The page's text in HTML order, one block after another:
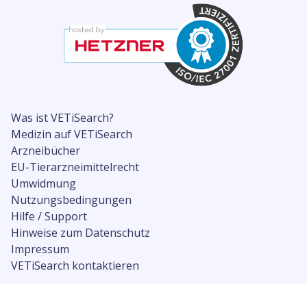
Was ist VETiSearch?
Medizin auf VETiSearch
Arzneibücher
EU-Tierarzneimittelrecht
Umwidmung
Nutzungsbedingungen
Hilfe / Support
Hinweise zum Datenschutz
Impressum
VETiSearch kontaktieren